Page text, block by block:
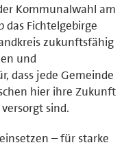
Kommunalwahl am
das Fichtelgebirge
zukunftsfähig
und
dass jede Gemeinde
hier ihre Zukunft
sind.
– für starke